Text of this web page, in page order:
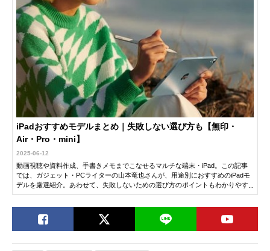
iPadおすすめモデルまとめ｜失敗しない選び方も【無印・
Air・Pro・mini】
2025-06-12
動画視聴や資料作成、手書きメモまでこなせるマルチな端末・iPad。この記事
では、ガジェット・PCライターの山本竜也さんが、用途別におすすめのiPadモ
デルを厳選紹介。あわせて、失敗しないための選び方のポイントもわかりやす